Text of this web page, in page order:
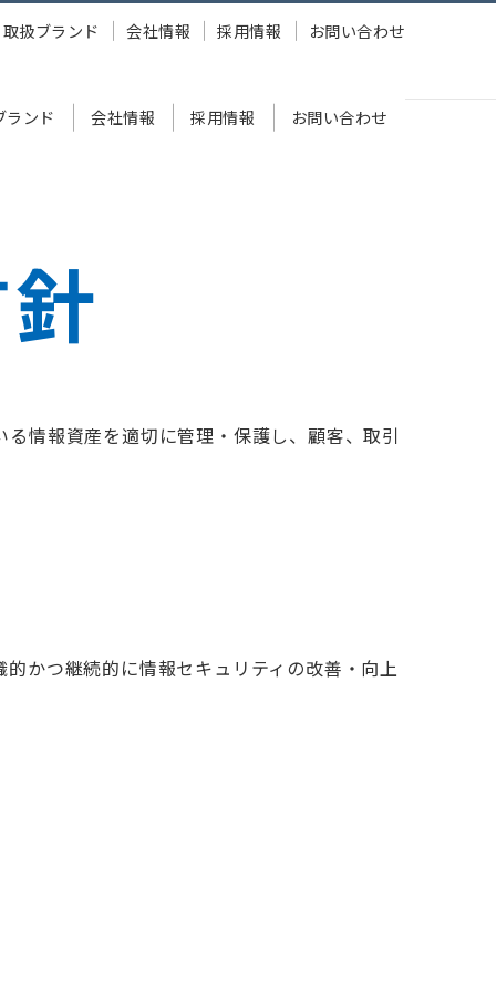
ランド 会社情報 採用情報 お問い合わせ
取扱ブランド 会社情報 採用情報 お問い合わせ
情報資産を適切に管理・保護し、顧客、取引
かつ継続的に情報セキュリティの改善・向上